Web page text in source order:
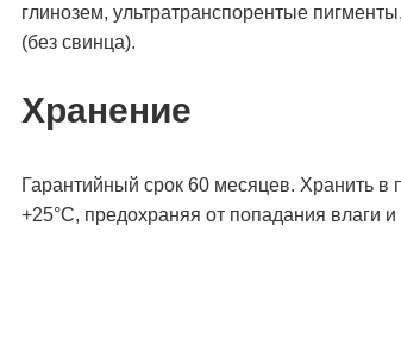
глинозем, ультратранспорентые
(без свинца).
Хранение
Гарантийный срок 60 месяцев. Хранить в
+25°С, предохраняя от попадания влаги